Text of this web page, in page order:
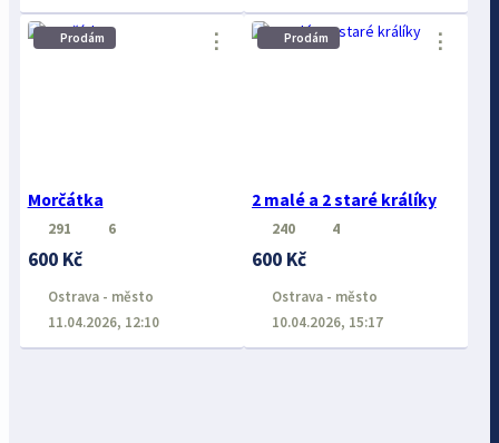
Prodám
Morčátka
⋮
291 6
600 Kč
Ostrava - město
11.04.2026, 12:10
Prodám
2 malé a 2 staré králíky
⋮
240 4
600 Kč
Ostrava - město
10.04.2026, 15:17